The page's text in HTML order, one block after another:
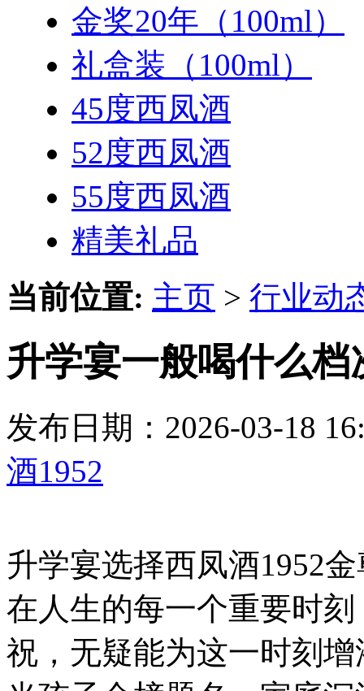
金奖20年（100ml）
礼盒装（100ml）
45度西凤酒
52度西凤酒
55度西凤酒
精美礼品
当前位置: 主页 > 行业动
升学宴一般喝什么档
发布日期：2026-03-18
酒1952
升学宴选择西凤酒1952
在人生的每一个重要时
祝，无疑能为这一时刻